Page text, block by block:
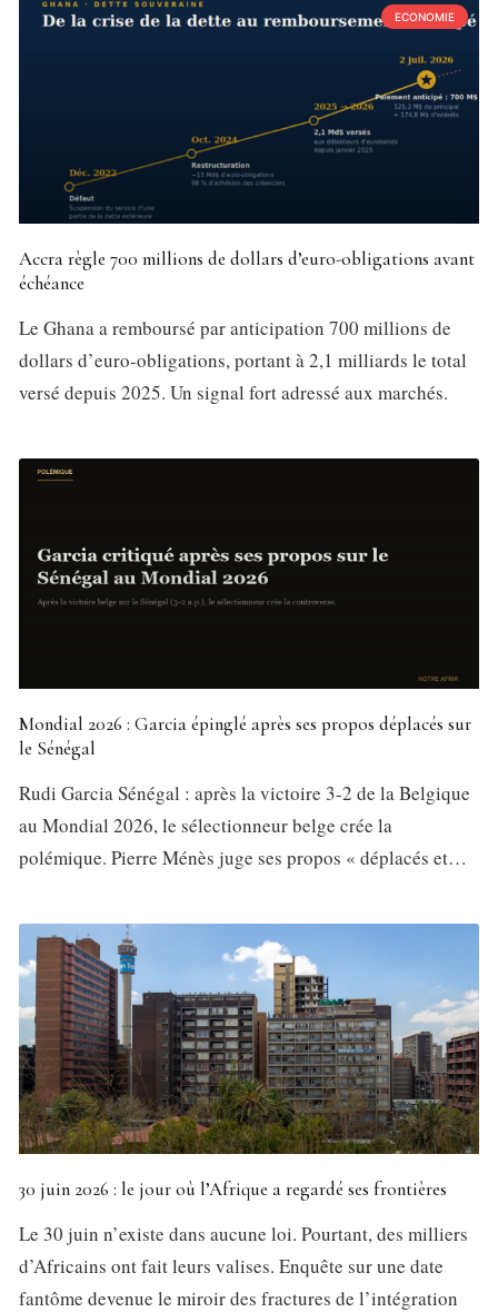
ECONOMIE
Accra règle 700 millions de dollars d’euro-obligations avant
échéance
Le Ghana a remboursé par anticipation 700 millions de
dollars d’euro-obligations, portant à 2,1 milliards le total
versé depuis 2025. Un signal fort adressé aux marchés.
Mondial 2026 : Garcia épinglé après ses propos déplacés sur
le Sénégal
Rudi Garcia Sénégal : après la victoire 3-2 de la Belgique
au Mondial 2026, le sélectionneur belge crée la
polémique. Pierre Ménès juge ses propos « déplacés et…
30 juin 2026 : le jour où l’Afrique a regardé ses frontières
Le 30 juin n’existe dans aucune loi. Pourtant, des milliers
d’Africains ont fait leurs valises. Enquête sur une date
fantôme devenue le miroir des fractures de l’intégration